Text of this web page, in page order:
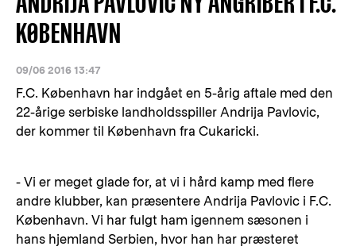
KØBENHAVN
09/06 2016 13:47
F.C. København har indgået en 5-årig aftale med den
22-årige serbiske landholdsspiller Andrija Pavlovic,
der kommer til København fra Cukaricki.
- Vi er meget glade for, at vi i hård kamp med flere
andre klubber, kan præsentere Andrija Pavlovic i F.C.
København. Vi har fulgt ham igennem sæsonen i
hans hjemland Serbien, hvor han har præsteret